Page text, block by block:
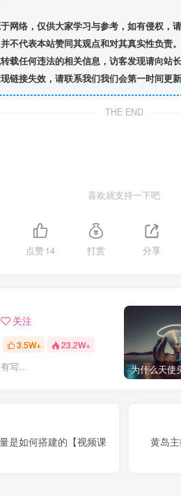
网络，仅供大家学习与参考，如有侵权，
不代表本站赞同其观点和对其真实性负责。
载任何违法的相关信息，访客发现请向站
链接失效，请联系我们我们会第一时间更新
THE END
喜欢就支持一下吧
点赞14 打赏 分享
关注
3.5W+ 23.2W+
写...
是如何搭建的【视频课
黄岛